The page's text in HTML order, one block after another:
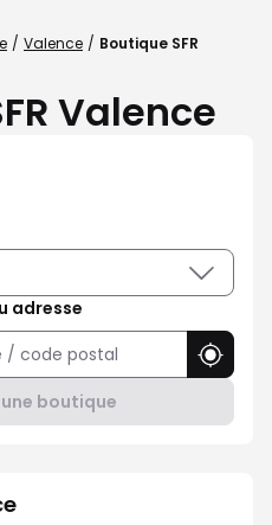
Valence
Boutique SFR
Valence
adresse
boutique